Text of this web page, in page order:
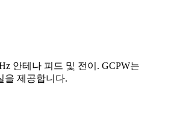
안테나 피드 및 전이. GCPW는
을 제공합니다.